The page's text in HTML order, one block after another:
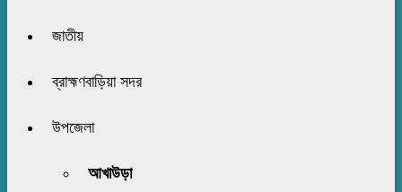
জাতীয়
ব্রাহ্মণবাড়িয়া সদর
উপজেলা
আখাউড়া